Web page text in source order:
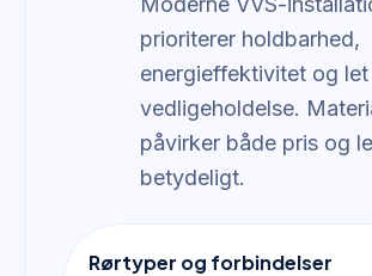
prioriterer holdbarhed,
energieffektivitet og let
vedligeholdelse.
påvirker både pris og
betydeligt.
Rørtyper og forbindelser